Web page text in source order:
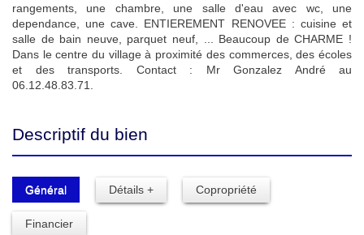
rangements, une chambre, une salle d'eau avec wc, une
dependance, une cave. ENTIEREMENT RENOVEE : cuisine et
salle de bain neuve, parquet neuf, ... Beaucoup de CHARME !
Dans le centre du village à proximité des commerces, des écoles
et des transports. Contact : Mr Gonzalez André au
06.12.48.83.71.
Descriptif du bien
Général Détails + Copropriété
Financier